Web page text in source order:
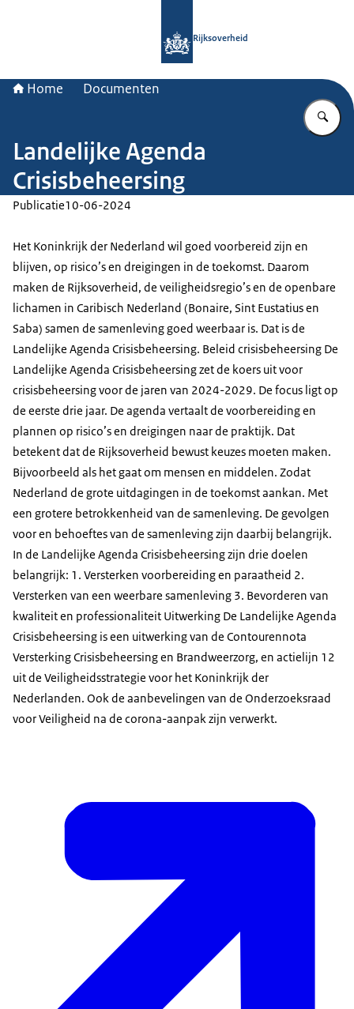
Rijksoverheid
Home Documenten
Landelijke Agenda
Crisisbeheersing
Publicatie10-06-2024
Het Koninkrijk der Nederland wil goed voorbereid zijn en
blijven, op risico’s en dreigingen in de toekomst. Daarom
maken de Rijksoverheid, de veiligheidsregio’s en de openbare
lichamen in Caribisch Nederland (Bonaire, Sint Eustatius en
Saba) samen de samenleving goed weerbaar is. Dat is de
Landelijke Agenda Crisisbeheersing. Beleid crisisbeheersing De
Landelijke Agenda Crisisbeheersing zet de koers uit voor
crisisbeheersing voor de jaren van 2024-2029. De focus ligt op
de eerste drie jaar. De agenda vertaalt de voorbereiding en
plannen op risico’s en dreigingen naar de praktijk. Dat
betekent dat de Rijksoverheid bewust keuzes moeten maken.
Bijvoorbeeld als het gaat om mensen en middelen. Zodat
Nederland de grote uitdagingen in de toekomst aankan. Met
een grotere betrokkenheid van de samenleving. De gevolgen
voor en behoeftes van de samenleving zijn daarbij belangrijk.
In de Landelijke Agenda Crisisbeheersing zijn drie doelen
belangrijk: 1. Versterken voorbereiding en paraatheid 2.
Versterken van een weerbare samenleving 3. Bevorderen van
kwaliteit en professionaliteit Uitwerking De Landelijke Agenda
Crisisbeheersing is een uitwerking van de Contourennota
Versterking Crisisbeheersing en Brandweerzorg, en actielijn 12
uit de Veiligheidsstrategie voor het Koninkrijk der
Nederlanden. Ook de aanbevelingen van de Onderzoeksraad
voor Veiligheid na de corona-aanpak zijn verwerkt.